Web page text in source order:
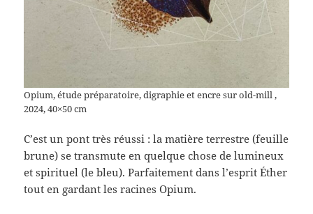
Opium, étude préparatoire, digraphie et encre sur old-mill ,
2024, 40×50 cm
C’est un pont très réussi : la matière terrestre (feuille
brune) se transmute en quelque chose de lumineux
et spirituel (le bleu). Parfaitement dans l’esprit Éther
tout en gardant les racines Opium.